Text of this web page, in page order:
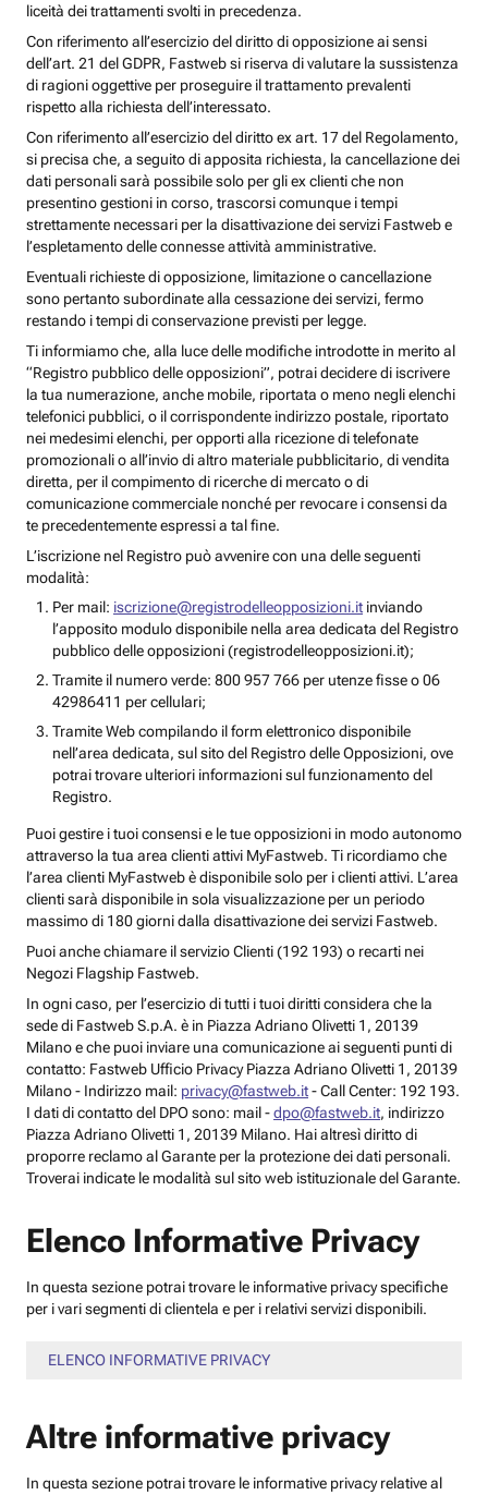
liceità dei trattamenti svolti in precedenza.
Con riferimento all’esercizio del diritto di opposizione ai sensi
dell’art. 21 del GDPR, Fastweb si riserva di valutare la sussistenza
di ragioni oggettive per proseguire il trattamento prevalenti
rispetto alla richiesta dell’interessato.
Con riferimento all’esercizio del diritto ex art. 17 del Regolamento,
si precisa che, a seguito di apposita richiesta, la cancellazione dei
dati personali sarà possibile solo per gli ex clienti che non
presentino gestioni in corso, trascorsi comunque i tempi
strettamente necessari per la disattivazione dei servizi Fastweb e
l’espletamento delle connesse attività amministrative.
Eventuali richieste di opposizione, limitazione o cancellazione
sono pertanto subordinate alla cessazione dei servizi, fermo
restando i tempi di conservazione previsti per legge.
Ti informiamo che, alla luce delle modifiche introdotte in merito al
“Registro pubblico delle opposizioni”, potrai decidere di iscrivere
la tua numerazione, anche mobile, riportata o meno negli elenchi
telefonici pubblici, o il corrispondente indirizzo postale, riportato
nei medesimi elenchi, per opporti alla ricezione di telefonate
promozionali o all’invio di altro materiale pubblicitario, di vendita
diretta, per il compimento di ricerche di mercato o di
comunicazione commerciale nonché per revocare i consensi da
te precedentemente espressi a tal fine.
L’iscrizione nel Registro può avvenire con una delle seguenti
modalità:
Per mail: iscrizione@registrodelleopposizioni.it inviando
l’apposito modulo disponibile nella area dedicata del Registro
pubblico delle opposizioni (registrodelleopposizioni.it);
Tramite il numero verde: 800 957 766 per utenze fisse o 06
42986411 per cellulari;
Tramite Web compilando il form elettronico disponibile
nell’area dedicata, sul sito del Registro delle Opposizioni, ove
potrai trovare ulteriori informazioni sul funzionamento del
Registro.
Puoi gestire i tuoi consensi e le tue opposizioni in modo autonomo
attraverso la tua area clienti attivi MyFastweb. Ti ricordiamo che
l’area clienti MyFastweb è disponibile solo per i clienti attivi. L’area
clienti sarà disponibile in sola visualizzazione per un periodo
massimo di 180 giorni dalla disattivazione dei servizi Fastweb.
Puoi anche chiamare il servizio Clienti (192 193) o recarti nei
Negozi Flagship Fastweb.
In ogni caso, per l’esercizio di tutti i tuoi diritti considera che la
sede di Fastweb S.p.A. è in Piazza Adriano Olivetti 1, 20139
Milano e che puoi inviare una comunicazione ai seguenti punti di
contatto: Fastweb Ufficio Privacy Piazza Adriano Olivetti 1, 20139
Milano - Indirizzo mail: privacy@fastweb.it- Call Center: 192 193.
I dati di contatto del DPO sono: mail -dpo@fastweb.it, indirizzo
Piazza Adriano Olivetti 1, 20139 Milano. Hai altresì diritto di
proporre reclamo al Garante per la protezione dei dati personali.
Troverai indicate le modalità sul sito web istituzionale del Garante.
Elenco Informative Privacy
In questa sezione potrai trovare le informative privacy specifiche
per i vari segmenti di clientela e per i relativi servizi disponibili.
ELENCO INFORMATIVE PRIVACY
Altre informative privacy
In questa sezione potrai trovare le informative privacy relative al